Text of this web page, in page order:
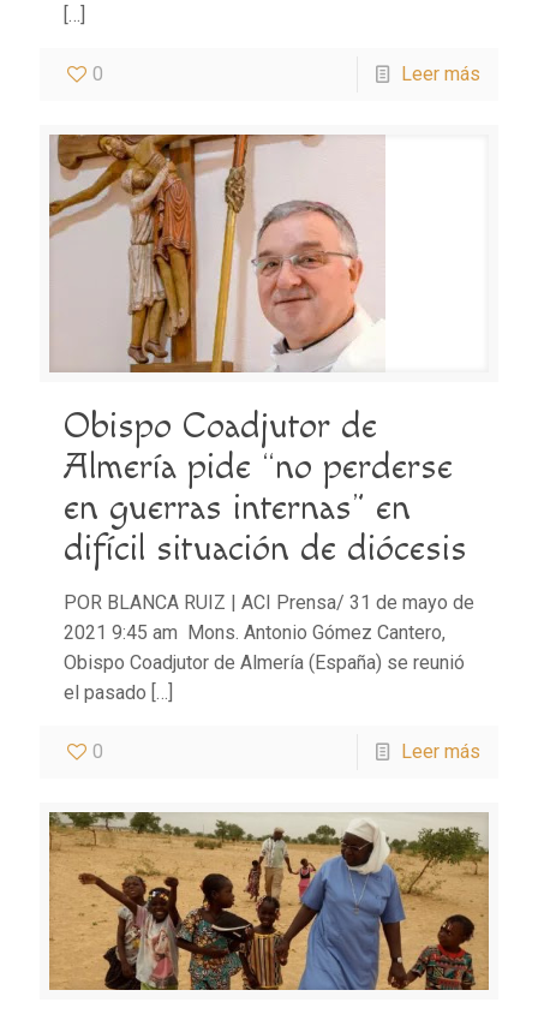
[…]
0 Leer más
Obispo Coadjutor de
Almería pide “no perderse
en guerras internas” en
difícil situación de diócesis
POR BLANCA RUIZ | ACI Prensa/ 31 de mayo de
2021 9:45 am Mons. Antonio Gómez Cantero,
Obispo Coadjutor de Almería (España) se reunió
el pasado […]
0 Leer más